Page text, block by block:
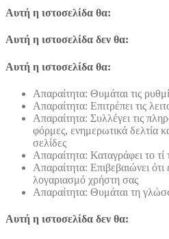
Αυτή η ιστοσελίδα θα:
Αυτή η ιστοσελίδα δεν θα:
Αυτή η ιστοσελίδα θα:
Απαραίτητα: Θυμάται τις
Απαραίτητα: Επιτρέπει τις
Απαραίτητα: Συλλέγει τις
φόρμες, ενημερωτικά δελτία
σελίδες
Απαραίτητα: Καταγράφει το τί
Απαραίτητα: Επιβεβαιώνει
λογαριασμό χρήστη σας
Απαραίτητα: Θυμάται τη
Αυτή η ιστοσελίδα δεν θα: